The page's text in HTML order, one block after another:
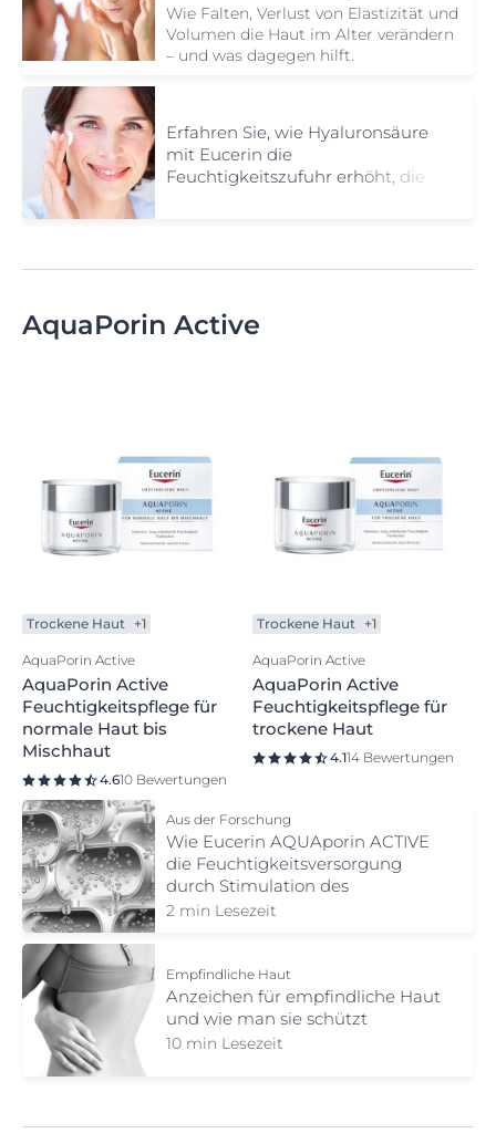
Wie Falten, Verlust von Elastizität und
Volumen die Haut im Alter verändern
– und was dagegen hilft.
Erfahren Sie, wie Hyaluronsäure
mit Eucerin die
Feuchtigkeitszufuhr erhöht, die
AquaPorin Active
Trockene Haut +1
AquaPorin Active
AquaPorin Active
Feuchtigkeitspflege für
normale Haut bis
Mischhaut
4.610 Bewertungen
Trockene Haut +1
AquaPorin Active
AquaPorin Active
Feuchtigkeitspflege für
trockene Haut
4.114 Bewertungen
Aus der Forschung
Wie Eucerin AQUAporin ACTIVE
die Feuchtigkeitsversorgung
durch Stimulation des
hauteigenen Feuchtigkeitsnetzes
2 min Lesezeit
Empfindliche Haut
Anzeichen für empfindliche Haut
und wie man sie schützt
10 min Lesezeit